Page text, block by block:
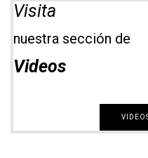
Visita
nuestra sección de
Videos